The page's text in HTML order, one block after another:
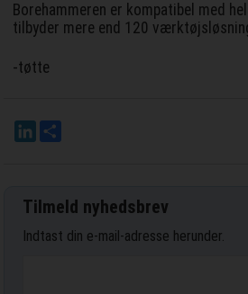
Borehammeren er kompatibel med
tilbyder mere end 120
-tøtte
LinkedIn
Tilmeld nyhedsbrev
Indtast din e-mail-adresse herunder.